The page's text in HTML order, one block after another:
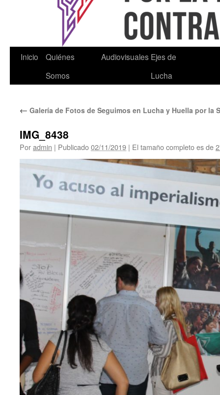
Inicio
Quiénes
Somos
Audiovisuales Ejes de
Lucha
← Galería de Fotos de Seguimos en Lucha y Huella por la
IMG_8438
Poradmin | Publicado02/11/2019 | El tamaño completo es de